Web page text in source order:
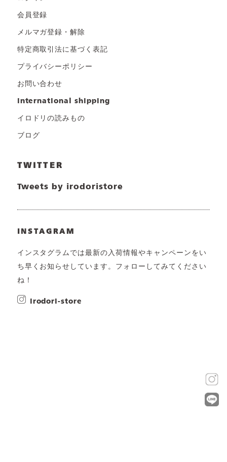
会員登録
メルマガ登録・解除
特定商取引法に基づく表記
プライバシーポリシー
お問い合わせ
international shipping
イロドリの読みもの
ブログ
TWITTER
Tweets by irodoristore
INSTAGRAM
インスタグラムでは最新の入荷情報やキャンペーンをい
ち早くお知らせしています。フォローしてみてください
ね！
irodori-store